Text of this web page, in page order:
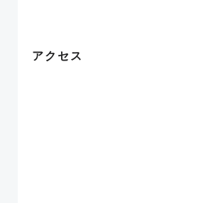
アクセス